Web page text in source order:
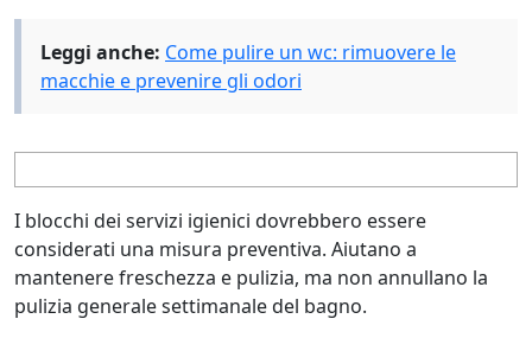
Leggi anche: Come pulire un wc: rimuovere le
macchie e prevenire gli odori
I blocchi dei servizi igienici dovrebbero essere
considerati una misura preventiva. Aiutano a
mantenere freschezza e pulizia, ma non annullano la
pulizia generale settimanale del bagno.